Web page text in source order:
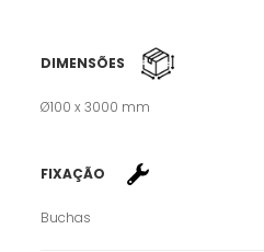
DIMENSÕES
Ø100 x 3000 mm
FIXAÇÃO
Buchas